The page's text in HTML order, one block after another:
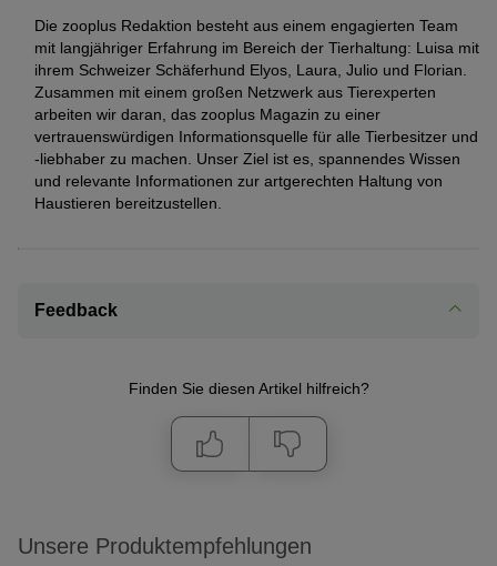
Die zooplus Redaktion besteht aus einem engagierten Team
mit langjähriger Erfahrung im Bereich der Tierhaltung: Luisa mit
ihrem Schweizer Schäferhund Elyos, Laura, Julio und Florian.
Zusammen mit einem großen Netzwerk aus Tierexperten
arbeiten wir daran, das zooplus Magazin zu einer
vertrauenswürdigen Informationsquelle für alle Tierbesitzer und
-liebhaber zu machen. Unser Ziel ist es, spannendes Wissen
und relevante Informationen zur artgerechten Haltung von
Haustieren bereitzustellen.
Feedback
Finden Sie diesen Artikel hilfreich?
Unsere Produktempfehlungen